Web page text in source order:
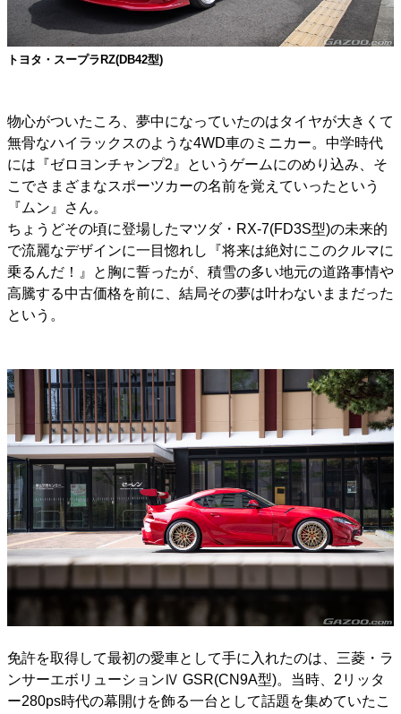
トヨタ・スープラRZ(DB42型)
物心がついたころ、夢中になっていたのはタイヤが大きくて
無骨なハイラックスのような4WD車のミニカー。中学時代
には『ゼロヨンチャンプ2』というゲームにのめり込み、そ
こでさまざまなスポーツカーの名前を覚えていったという
『ムン』さん。
ちょうどその頃に登場したマツダ・RX-7(FD3S型)の未来的
で流麗なデザインに一目惚れし『将来は絶対にこのクルマに
乗るんだ！』と胸に誓ったが、積雪の多い地元の道路事情や
高騰する中古価格を前に、結局その夢は叶わないままだった
という。
免許を取得して最初の愛車として手に入れたのは、三菱・ラ
ンサーエボリューションⅣ GSR(CN9A型)。当時、2リッタ
ー280ps時代の幕開けを飾る一台として話題を集めていたこ